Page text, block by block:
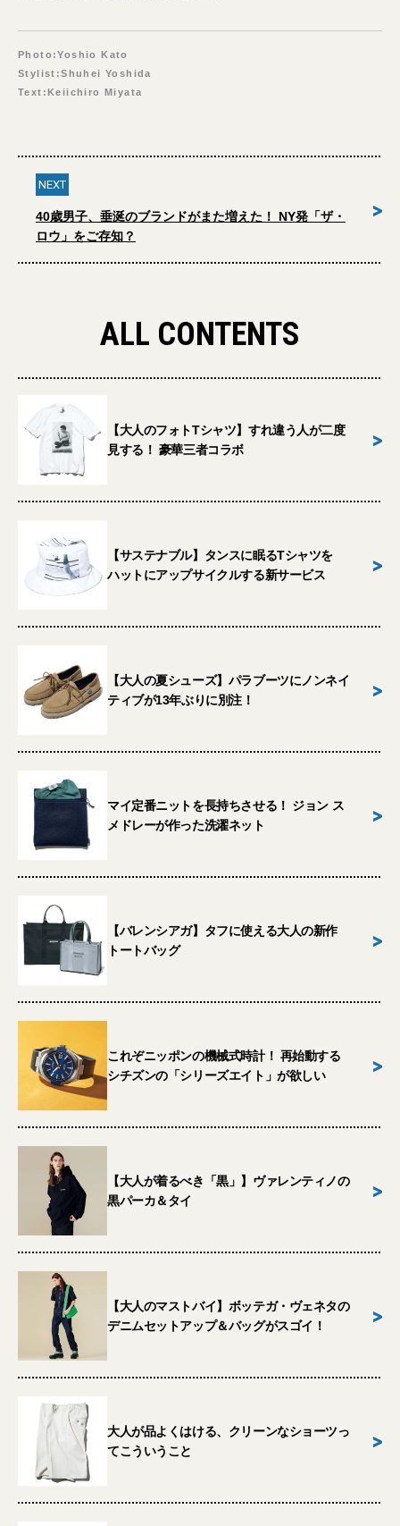
Photo:Yoshio Kato
Stylist:Shuhei Yoshida
Text:Keiichiro Miyata
NEXT
40歳男子、垂涎のブランドがまた増えた！ NY発「ザ・
ロウ」をご存知？
>
ALL CONTENTS
【大人のフォトTシャツ】すれ違う人が二度
見する！ 豪華三者コラボ
>
【サステナブル】タンスに眠るTシャツを
ハットにアップサイクルする新サービス
>
【大人の夏シューズ】パラブーツにノンネイ
ティブが13年ぶりに別注！
>
マイ定番ニットを長持ちさせる！ ジョン ス
メドレーが作った洗濯ネット
>
【バレンシアガ】タフに使える大人の新作
トートバッグ
>
これぞニッポンの機械式時計！ 再始動する
シチズンの「シリーズエイト」が欲しい
>
【大人が着るべき「黒」】ヴァレンティノの
黒パーカ＆タイ
>
【大人のマストバイ】ボッテガ・ヴェネタの
デニムセットアップ＆バッグがスゴイ！
>
大人が品よくはける、クリーンなショーツっ
てこういうこと
>